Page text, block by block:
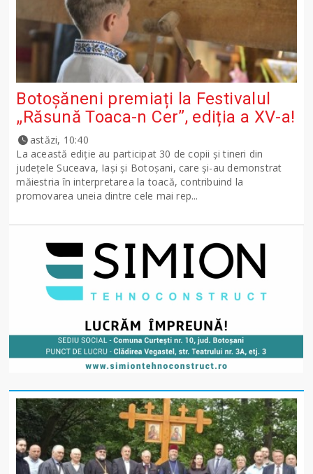
Botoșăneni premiați la Festivalul
„Răsună Toaca-n Cer”, ediția a XV-a!
astăzi, 10:40
La această ediție au participat 30 de copii și tineri din
județele Suceava, Iași și Botoșani, care și-au demonstrat
măiestria în interpretarea la toacă, contribuind la
promovarea uneia dintre cele mai rep...